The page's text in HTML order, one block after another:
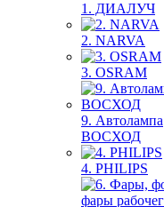
1. ДИАЛУЧ
2. NARVA
3. OSRAM
9. Автолампа
ВОСХОД
4. PHILIPS